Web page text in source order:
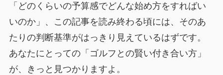
「どのくらいの予算感でどんな始め方をすればい
いのか」、この記事を読み終わる頃には、そのあ
たりの判断基準がはっきり見えているはずです。
あなたにとっての「ゴルフとの賢い付き合い方」
が、きっと見つかりますよ。